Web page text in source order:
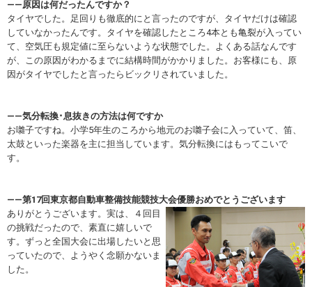
――原因は何だったんですか？
タイヤでした。足回りも徹底的にと言ったのですが、タイヤだけは確認
していなかったんです。タイヤを確認したところ4本とも亀裂が入ってい
て、空気圧も規定値に至らないような状態でした。よくある話なんです
が、この原因がわかるまでに結構時間がかかりました。お客様にも、原
因がタイヤでしたと言ったらビックリされていました。
――気分転換･息抜きの方法は何ですか
お囃子ですね。小学5年生のころから地元のお囃子会に入っていて、笛、
太鼓といった楽器を主に担当しています。気分転換にはもってこいで
す。
――第17回東京都自動車整備技能競技大会優勝おめでとうございます
ありがとうございます。実は、４回目
の挑戦だったので、素直に嬉しいで
す。ずっと全国大会に出場したいと思
っていたので、ようやく念願かないま
した。